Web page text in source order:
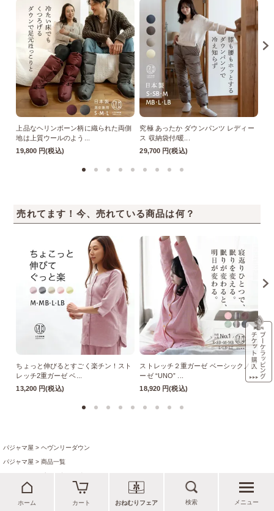
ホーム カート おねむりフェア 検索 メニュー
上品なヘリンボーン柄に織られた両側
地は上質ウールのよう...
19,800 円(税込)
究極 あったか ダウンパンツ レディー
ス 収納袋付/暖...
29,700 円(税込)
売れてます！今、売れている商品は何？
ちょっと伸びるとすごく楽チン！スト
レッチ2重ガーゼ ベ...
13,200 円(税込)
ストレッチ２重ガーゼ ベーシックノビ
ーゼ “UNO” ...
18,920 円(税込)
ス
ー
パジャマ屋 ヘヴンリーダウン
パジャマ屋 商品一覧
イベント・催事など 数量限定・在庫限り！アウトレット商品を集めました